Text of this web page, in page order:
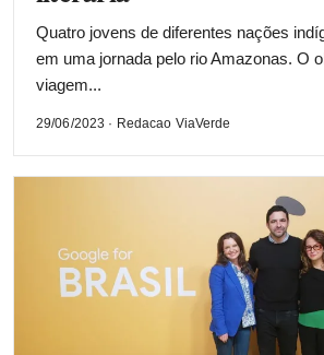
Quatro jovens de diferentes nações
em uma jornada pelo rio Amazonas. O
viagem...
29/06/2023 · Redacao ViaVerde